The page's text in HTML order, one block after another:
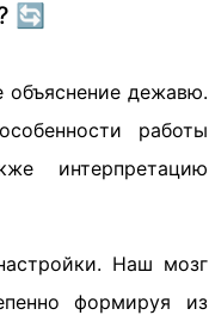
🔄
объяснение дежавю.
работы
интерпретацию
Наш мозг
формируя из